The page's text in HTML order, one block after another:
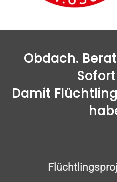
Obdach.
Damit